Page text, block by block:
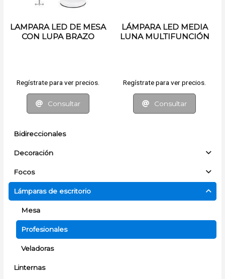
Bidireccionales
Decoración
Focos
Lámparas de escritorio
Mesa
Profesionales
Veladoras
Linternas
LAMPARA LED DE MESA
CON LUPA BRAZO
Regístrate para ver precios.
Consultar
LÁMPARA LED MEDIA
LUNA MULTIFUNCIÓN
Regístrate para ver precios.
Consultar